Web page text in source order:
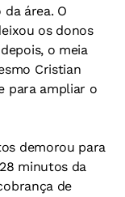
área. O
os donos
o meia
Cristian
para ampliar o
demorou para
minutos da
de